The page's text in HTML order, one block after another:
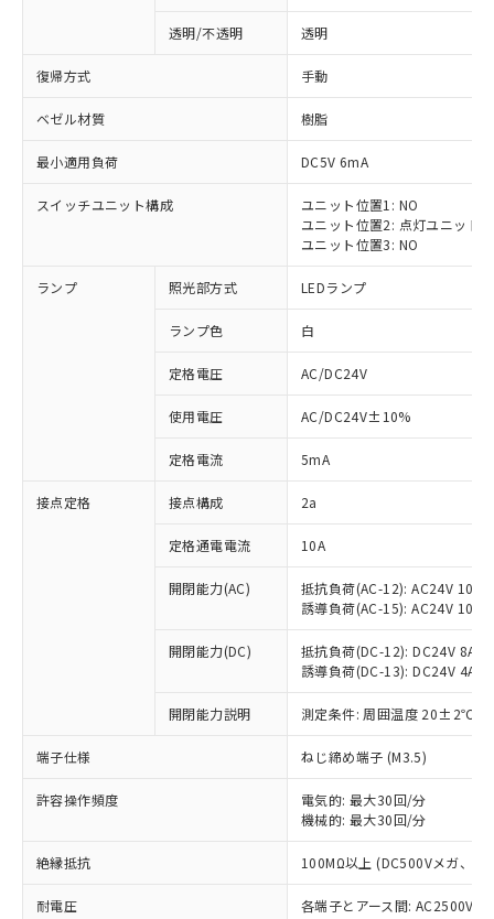
透明/不透明 透明
復帰方式 手動
ベゼル材質 樹脂
最小適用負荷 DC5V 6mA
スイッチユニット構成
ユニット位置1: NO
ユニット位置2: 点灯ユニット
ユニット位置3: NO
ランプ 照光部方式 LEDランプ
ランプ色 白
定格電圧 AC/DC24V
使用電圧 AC/DC24V±10%
定格電流 5mA
接点定格 接点構成 2a
定格通電電流 10A
開閉能力(AC)
抵抗負荷(AC-12): AC24V 10A/
誘導負荷(AC-15): AC24V
開閉能力(DC)
抵抗負荷(DC-12): DC24V 8A/
誘導負荷(DC-13): DC24V 4A/
開閉能力説明 測定条件: 周囲温度 20±2℃、
端子仕様 ねじ締め端子 (M3.5)
許容操作頻度
電気的: 最大30回/分
機械的: 最大30回/分
絶縁抵抗 100MΩ以上 (DC500Vメガ、点
耐電圧
各端子とアース間: AC2500V
ご利用条件
以下の条件をお読みいただき、同意のうえ
本サービスは、当社制御機器事業取扱
商品の当社在庫状況および標準価格
(税抜)を提供させていただくもので
当社制御機器事業取扱商品の中には、
本サービスの対象外となる商品もある
ことをご了承ください。
在庫状況および標準価格照会結果は、
記載している更新日時点での社内デー
タに基づき作成されるものであり、閲
覧された時点での実際の在庫および標
準価格とは異なる場合があることをご
対応済み：EU RoHS指令（10物質）の
非含有に対応した製品が提供可能な商品で
対応予定：EU RoHS指令（10物質）の非含
有に対応した製品に切り替える予定のある
対応予定なし：EU RoHS指令（10物質）の
非含有に非対応の商品で、対応品を出す予
調査・確認中：EU RoHS指令（10物質）の
非含有の対応状況を調査中または確認中の
非該当品：ライセンス料など無形物で、有
害物質有無と関係のない商品です。
仕入先様の事情により、非含有部品として
いたものが、含有品と判明した場合などや
むを得ず変更することがあります。
*EU RoHS指令（10物質）：
鉛(Pb) 1000ppm以下、 水銀(Hg) 1000ppm以下、 カド
六価クロム(Cr(Ⅵ)) 1000ppm以下、ポリ臭化ビフェニル
※1 中国RoHS○×表
「○」：最大均質材料含有率が中国RoHSの
基準値以下であることを示します。
「×」：最大均質材料含有率が中国RoHSの
基準値を超えていることを示します。
「－」：未確認です。当社販売部門へお問
*中国RoHS10物質の基準値 (GB/T26572)：
当社は、これら貴社製品のうち、外国
為替および外国貿易法に定める商品
（以下｢規制貨物等」という）を輸出
または国外への提供する場合は、日本
国政府の輸出許可(または役務取引許
可)を取得するなどの必要な手続きを